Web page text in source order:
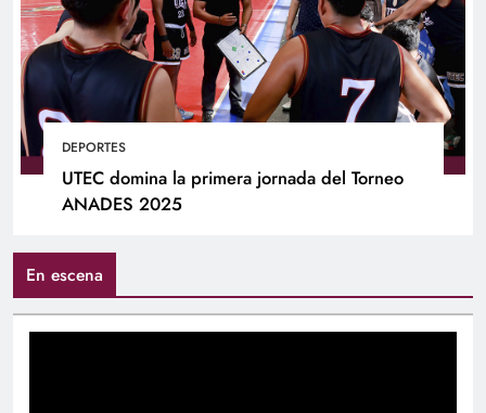
DEPORTES
UTEC domina la primera jornada del Torneo
ANADES 2025
En escena